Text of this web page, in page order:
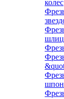
колес